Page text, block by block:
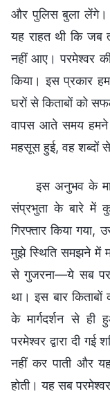
और पुलिस बुला लेंगे।
यह राहत थी कि जब
नहीं आए। परमेश्वर
किया। इस प्रकार
घरों से किताबों को
वापस आते समय
महसूस हुई, वह शब्दों
इस अनुभव के
संप्रभुता के बारे में
गिरफ्तार किया गया,
मुझे स्थिति समझने में
से गुजरना—ये सब
था। इस बार किताबों
के मार्गदर्शन से
परमेश्वर द्वारा दी
नहीं कर पाती और
होती। यह सब